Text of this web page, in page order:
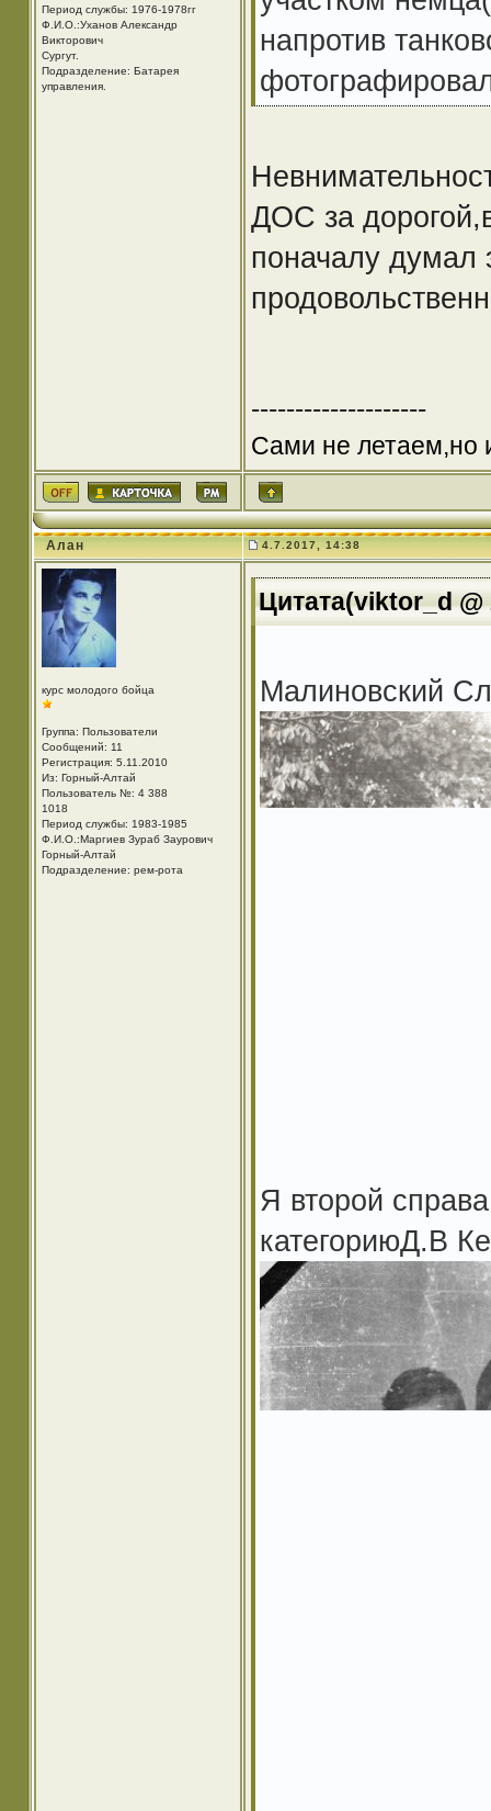
Период службы: 1976-1978гг
Ф.И.О.:Уханов Александр
Викторович
Cургут.
Подразделение: Батарея
управления.
напротив
ДОС за
поначалу думал
--------------------
Сами не летаем,но
Алан 4.7.2017, 14:38
курс молодого бойца
Группа: Пользователи
Сообщений: 11
Регистрация: 5.11.2010
Из: Горный-Алтай
Пользователь №: 4 388
1018
Период службы: 1983-1985
Ф.И.О.:Маргиев Зураб Заурович
Горный-Алтай
Подразделение: рем-рота
Цитата(viktor_d
Малиновский
Я второй
категориюД.В